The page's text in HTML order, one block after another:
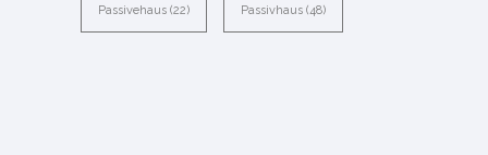
Passivehaus (22) Passivhaus (48)